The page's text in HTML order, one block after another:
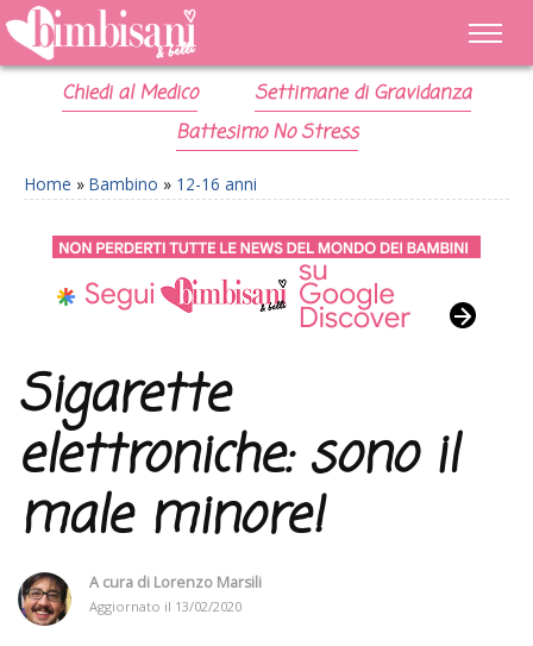
Chiedi al Medico
Settimane di Gravidanza
Battesimo No Stress
Home » Bambino » 12-16 anni
Sigarette
elettroniche: sono il
male minore!
A cura di Lorenzo Marsili
Aggiornato il 13/02/2020